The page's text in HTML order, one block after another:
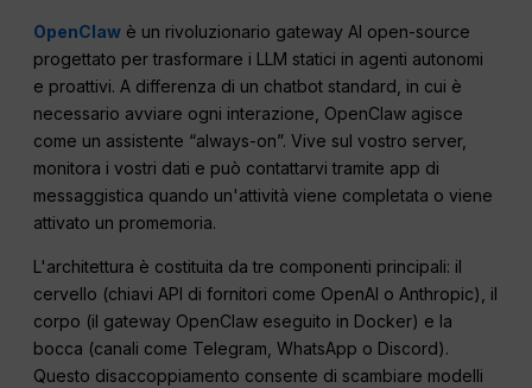
OpenClaw è un rivoluzionario gateway AI open-source
progettato per trasformare i LLM statici in agenti autonomi
e proattivi. A differenza di un chatbot standard, in cui è
necessario avviare ogni interazione, OpenClaw agisce
come un assistente “always-on”. Vive sul vostro server,
monitora i vostri dati e può contattarvi tramite app di
messaggistica quando un'attività viene completata o viene
attivato un promemoria.
L'architettura è costituita da tre componenti principali: il
cervello (chiavi API di fornitori come OpenAI o Anthropic), il
corpo (il gateway OpenClaw eseguito in Docker) e la
bocca (canali come Telegram, WhatsApp o Discord).
Questo disaccoppiamento consente di scambiare modelli